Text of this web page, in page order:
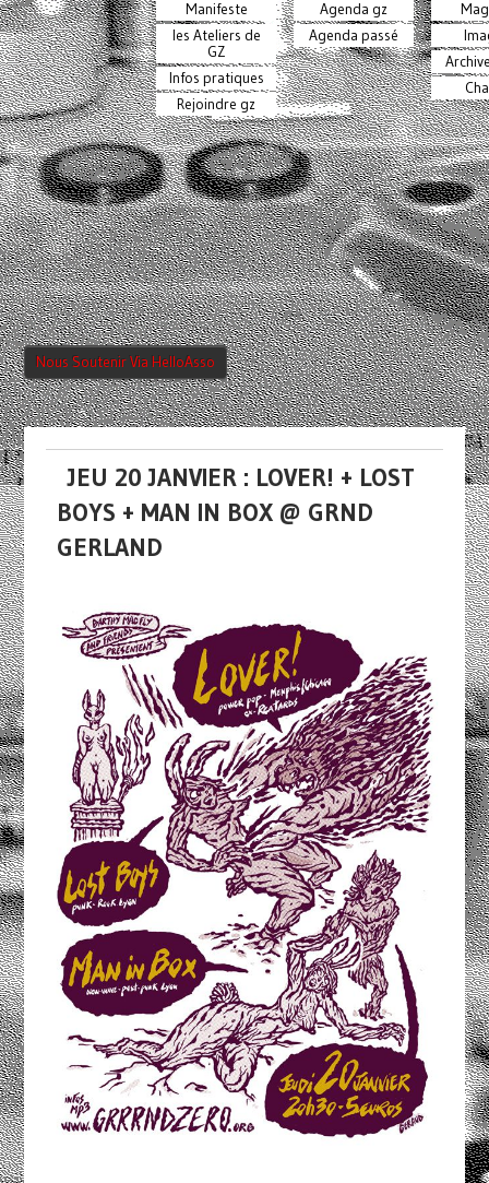
Manifeste
les Ateliers de
GZ
Infos pratiques
Rejoindre gz
Agenda gz
Agenda passé
Nous Soutenir Via HelloAsso
JEU 20 JANVIER : LOVER! + LOST
BOYS + MAN IN BOX @ GRND
GERLAND